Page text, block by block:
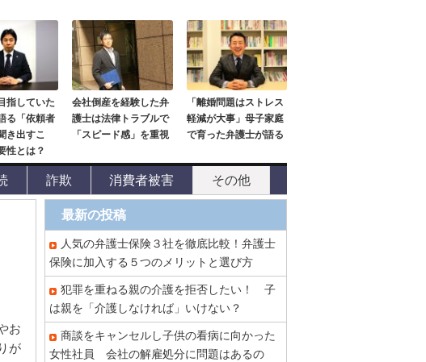
指していた
る「依頼者
き出すこ
性とは？
会社倒産を経験した弁
護士は法律トラブルで
「スピード感」を重視
「離婚問題はストレス
軽減が大事」母子家庭
で育った弁護士が語る
詐欺 消費者被害 その他
お
が
最新の投稿
人気の弁護士保険３社を徹底比較！弁護士
保険に加入する５つのメリットと選び方
犯罪を重ねる親の介護を拒否したい！ 子
は親を「介護しなければ」いけない？
商談をキャンセルし子供の看病に向かった
女性社員 会社の解雇処分に問題はあるの